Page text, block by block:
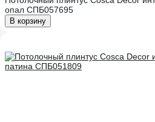
опал СПБ057695
В корзину